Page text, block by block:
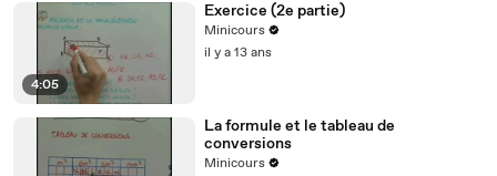
4:05
Exercice (2e partie)
Minicours
il y a 13 ans
La formule et le tableau de
conversions
Minicours